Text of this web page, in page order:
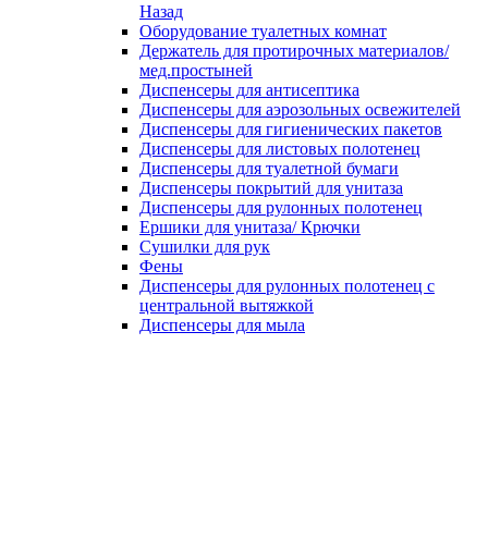
Назад
Оборудование туалетных комнат
Держатель для протирочных материалов/
мед.простыней
Диспенсеры для антисептика
Диспенсеры для аэрозольных освежителей
Диспенсеры для гигиенических пакетов
Диспенсеры для листовых полотенец
Диспенсеры для туалетной бумаги
Диспенсеры покрытий для унитаза
Диспенсеры для рулонных полотенец
Ершики для унитаза/ Крючки
Сушилки для рук
Фены
Диспенсеры для рулонных полотенец с
центральной вытяжкой
Диспенсеры для мыла